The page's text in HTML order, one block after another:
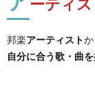
邦楽アーティストか
自分に合う歌・曲